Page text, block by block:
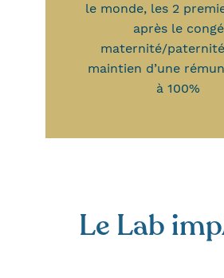
le monde, les 2
après le congé
maternité/
maintien d’une
à 100%
Le Lab